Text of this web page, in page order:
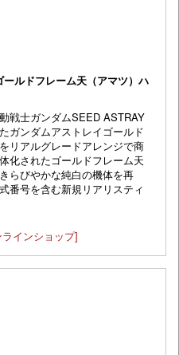
ルドフレーム天（アマツ）ハ
戦士ガンダムSEED ASTRAY
ガンダムアストレイゴールド
リアルグレードアレンジで商
化されたゴールドフレーム天
らびやかな純白の機体を再
番号を含む新規リアリスティ
インショップ]